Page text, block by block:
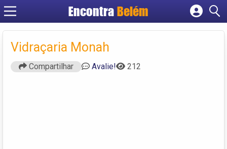
EncontraBelém
Cadastrar empresa
Criar conta
Vidraçaria Monah
Compartilhar Avalie! 212